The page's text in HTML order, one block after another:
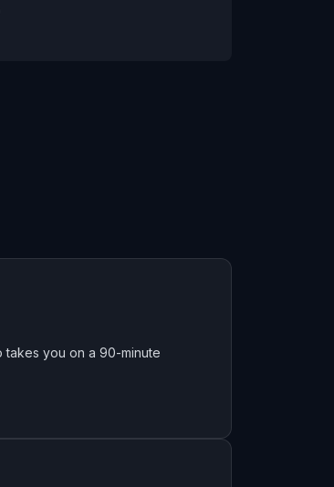
takes you on a 90-minute